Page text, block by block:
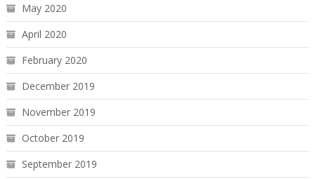
May 2020
April 2020
February 2020
December 2019
November 2019
October 2019
September 2019